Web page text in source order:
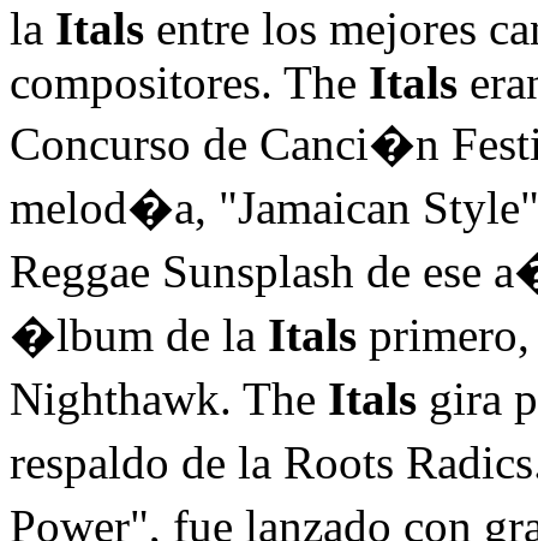
la Itals entre los mejores
compositores. The Itals
Concurso de Canci�n
melod�a, "Jamaican
Reggae Sunsplash de ese
�lbum de la Itals
Nighthawk. The Itals gira
respaldo de la Roots
Power", fue lanzado con